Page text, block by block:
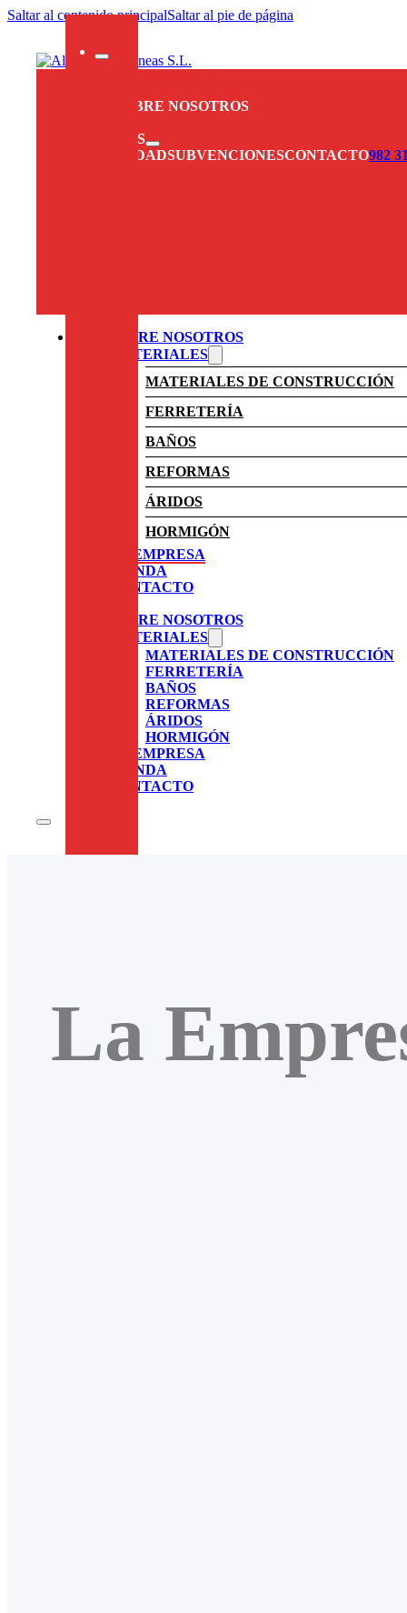
Saltar al contenido principalSaltar al pie de página
SOBRE NOSOTROS
SERVICIOS
ACTUALIDADSUBVENCIONESCONTACTO982
SOBRE NOSOTROS
MATERIALES
MATERIALES DE CONSTRUCCIÓN
FERRETERÍA
BAÑOS
REFORMAS
ÁRIDOS
HORMIGÓN
LA EMPRESA
TIENDA
CONTACTO
SOBRE NOSOTROS
MATERIALES
MATERIALES DE CONSTRUCCIÓN
FERRETERÍA
BAÑOS
REFORMAS
ÁRIDOS
HORMIGÓN
LA EMPRESA
TIENDA
CONTACTO
La